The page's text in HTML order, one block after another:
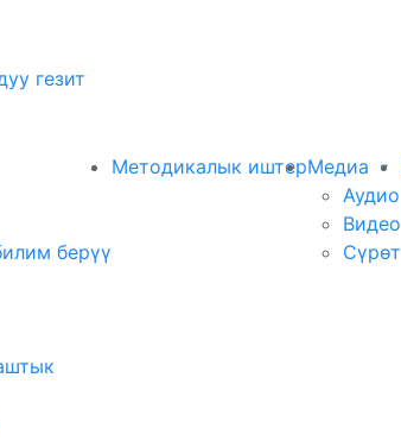
гезит
берүү
Методикалык иштерМедиа
Аудио
Видео
Сүрөт